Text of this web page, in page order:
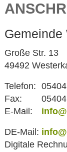
Gemeinde
Große Str. 13
49492
Telefon:
Fax:
E-Mail:
DE-Mail:
Digitale